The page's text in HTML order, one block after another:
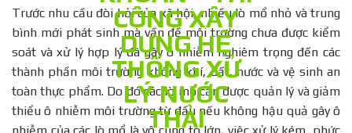
Trước nhu cầu đòi hỏi của xã hội, nhiều lò mổ nhỏ và trung
bình mới phát sinh mà vấn đề môi trường chưa được kiểm
soát và xử lý hợp lý đã gây ô nhiễm nghiêm trọng đến các
thành phần môi trường không khí, đất, nước và vệ sinh an
toàn thực phẩm. Do đó các lò mổ cần được quản lý và giảm
thiểu ô nhiễm môi trường từ đầu nếu không hậu quả gây ô